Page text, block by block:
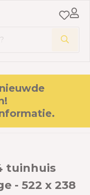
tuinhuis
- 522 x 238